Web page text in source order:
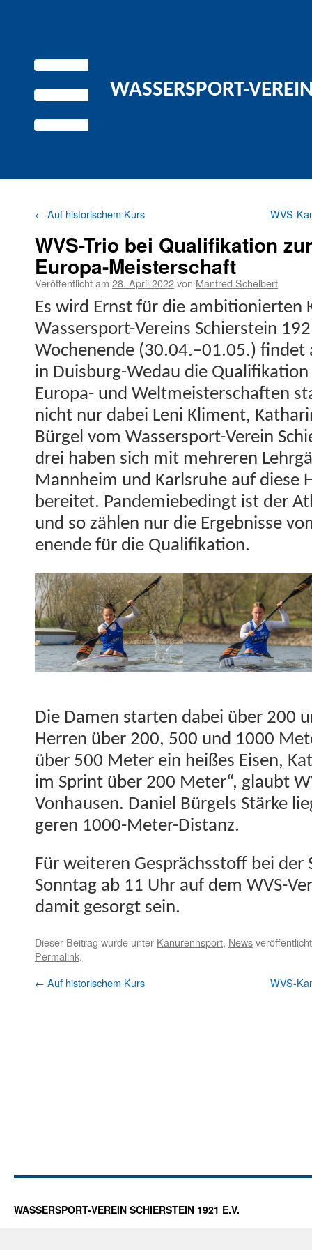
WASSERSPORT-
← Auf historischem Kurs WVS-
WVS-Trio bei Qualifikation
Europa-Meisterschaft
Veröffentlicht am 28. April 2022von Manfred Schelbert
Es wird Ernst für die ambi­tion­ierten
Wasser­sport-Vere­ins Schier­stein
Woch­enende (30.04.–01.05.) find­et
in Duis­burg-Wedau die
Europa- und Welt­meis­ter­schaften
nicht nur dabei Leni Kli­ment,
Bürgel vom Wasser­sport-Vere­in
drei haben sich mit mehreren
Mannheim und Karl­sruhe auf diese
bere­it­et. Pan­demiebe­d­ingt ist der
und so zählen nur die Ergeb­nisse
enende für die Qualifikation.
Die Damen starten dabei über 200
Her­ren über 200, 500 und 1000
über 500 Meter ein heißes Eisen,
im Sprint über 200 Meter“, glaubt
Von­hausen. Daniel Bürgels Stärke
geren 1000-Meter-Distanz.
Für weit­eren Gesprächsstoff bei der
Son­ntag ab 11 Uhr auf dem WVS-
damit gesorgt sein.
Dieser Beitrag wurde unter Kanurennsport, News
Permalink.
← Auf historischem Kurs WVS-
WASSERSPORT-VEREIN SCHIERSTEIN 1921 E.V.